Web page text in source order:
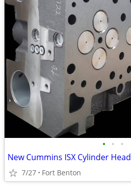
• • •
New Cummins ISX Cylinder Head
7/27 Fort Benton